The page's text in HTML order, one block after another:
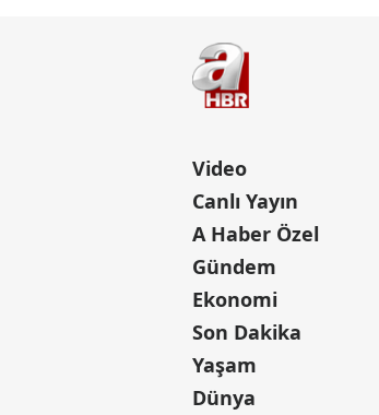
Video
Canlı Yayın
A Haber Özel
Gündem
Ekonomi
Son Dakika
Yaşam
Dünya